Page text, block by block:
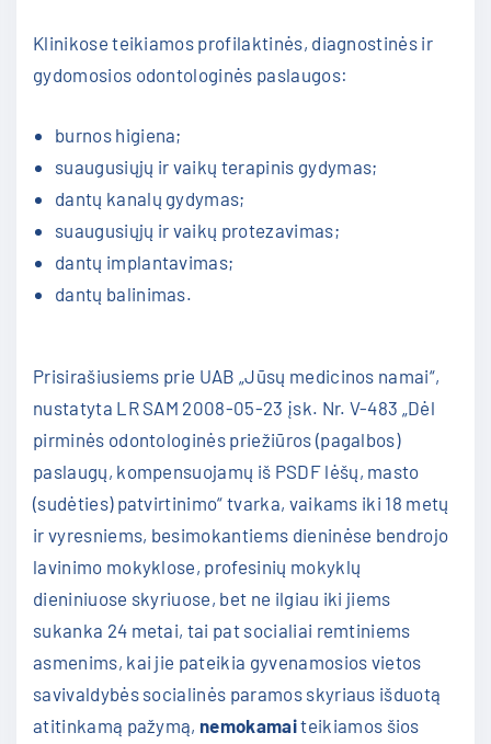
Klinikose teikiamos profilaktinės, diagnostinės ir
gydomosios odontologinės paslaugos:
burnos higiena;
suaugusiųjų ir vaikų terapinis gydymas;
dantų kanalų gydymas;
suaugusiųjų ir vaikų protezavimas;
dantų implantavimas;
dantų balinimas.
Prisirašiusiems prie UAB „Jūsų medicinos namai“,
nustatyta LR SAM 2008-05-23 įsk. Nr. V-483 „Dėl
pirminės odontologinės priežiūros (pagalbos)
paslaugų, kompensuojamų iš PSDF lėšų, masto
(sudėties) patvirtinimo“ tvarka, vaikams iki 18 metų
ir vyresniems, besimokantiems dieninėse bendrojo
lavinimo mokyklose, profesinių mokyklų
dieniniuose skyriuose, bet ne ilgiau iki jiems
sukanka 24 metai, tai pat socialiai remtiniems
asmenims, kai jie pateikia gyvenamosios vietos
savivaldybės socialinės paramos skyriaus išduotą
atitinkamą pažymą,nemokamaiteikiamos šios